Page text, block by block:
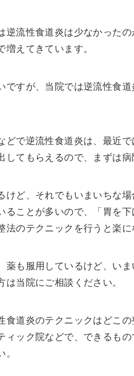
逆流性食道炎は少なかったの
増えてきています。
ですが、当院では逆流性食
どで逆流性食道炎は、最近
してもらえるので、まずは病
けど、それでもいまいちな場
ることが多いので、「胃を下
法のテクニックを行うと楽に
薬も服用しているけど、い
は当院にご相談ください。
食道炎のテクニックはどこの
ィック院などで、できるもの
。